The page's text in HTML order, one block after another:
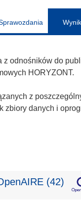
odnośników do
HORYZONT.
z
zbiory danych i
(42)